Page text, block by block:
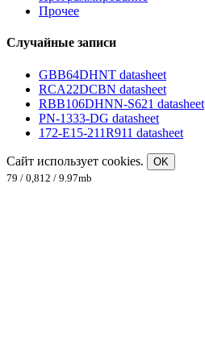
Прочее
Случайные записи
GBB64DHNT datasheet
RCA22DCBN datasheet
RBB106DHNN-S621 datasheet
PN-1333-DG datasheet
172-E15-211R911 datasheet
Сайт использует cookies.
OK
79 / 0,812 / 9.97mb